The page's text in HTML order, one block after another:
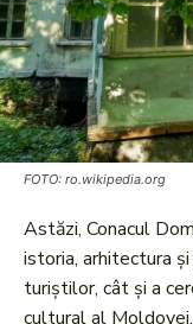
FOTO: ro.wikipedia.org
Astăzi, Conacul
istoria, arhitectura
turiștilor, cât și a
cultural al Moldovei.